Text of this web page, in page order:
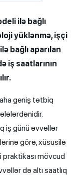
ilə bağlı
yüklənmə, işçi
bağlı aparılan
iş saatlarının
geniş tətbiq
iş günü əvvəllər
görə, xüsusilə
praktikası mövcud
də altı saatlıq